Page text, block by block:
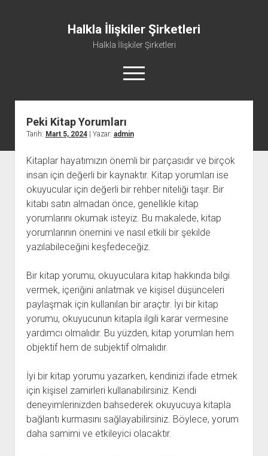
Halkla İlişkiler Şirketleri
Halkla İlişkiler Şirketleri
menüyü
aç
Peki Kitap Yorumları
Tarih: Mart 5, 2024| Yazar: admin
Kitaplar hayatımızın önemli bir parçasıdır ve birçok
insan için değerli bir kaynaktır. Kitap yorumları ise
okuyucular için değerli bir rehber niteliği taşır. Bir
kitabı satın almadan önce, genellikle kitap
yorumlarını okumak isteyiz. Bu makalede, kitap
yorumlarının önemini ve nasıl etkili bir şekilde
yazılabileceğini keşfedeceğiz.
Bir kitap yorumu, okuyuculara kitap hakkında bilgi
vermek, içeriğini anlatmak ve kişisel düşünceleri
paylaşmak için kullanılan bir araçtır. İyi bir kitap
yorumu, okuyucunun kitapla ilgili karar vermesine
yardımcı olmalıdır. Bu yüzden, kitap yorumları hem
objektif hem de subjektif olmalıdır.
İyi bir kitap yorumu yazarken, kendinizi ifade etmek
için kişisel zamirleri kullanabilirsiniz. Kendi
deneyimlerinizden bahsederek okuyucuya kitapla
bağlantı kurmasını sağlayabilirsiniz. Böylece, yorum
daha samimi ve etkileyici olacaktır.